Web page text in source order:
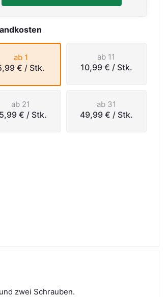
ab 1
€ / Stk.
ab 11
10,99 € / Stk.
ab 21
€ / Stk.
ab 31
49,99 € / Stk.
zwei Schrauben.